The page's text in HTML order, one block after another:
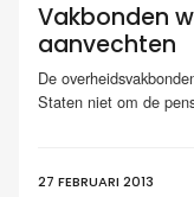
Vakbonden
aanvechten
De
Staten niet om de
27 FEBRUARI 2013